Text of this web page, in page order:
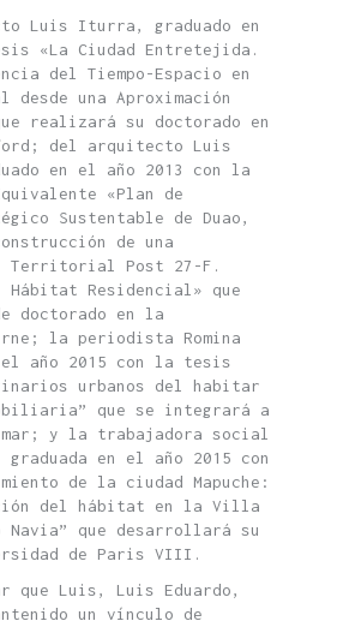
Luis Iturra, graduado en
«La Ciudad Entretejida.
del Tiempo-Espacio en
una Aproximación
realizará su doctorado en
del arquitecto Luis
en el año 2013 con la
«Plan de
Sustentable de Duao,
de una
Territorial Post 27-F.
Residencial» que
doctorado en la
la periodista Romina
año 2015 con la tesis
urbanos del habitar
que se integrará a
y la trabajadora social
en el año 2015 con
de la ciudad Mapuche:
del hábitat en la Villa
Navia” que desarrollará su
de Paris VIII.
que Luis, Luis Eduardo,
un vínculo de